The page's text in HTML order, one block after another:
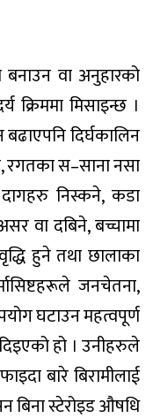
बनाउन वा अनुहारको
क्रिममा मिसाइन्छ ।
दिर्घकालिन
रगतका स–साना नसा
दागहरु निस्कने, कडा
वा दबिने, बच्चामा
हुने तथा छालाका
जनचेतना,
घटाउन महत्वपूर्ण
हो । उनीहरुले
बारे बिरामीलाई
बिना स्टेरोइड औषधि